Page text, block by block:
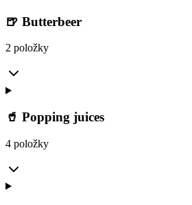
🍺 Butterbeer
2 položky
🥤 Popping juices
4 položky